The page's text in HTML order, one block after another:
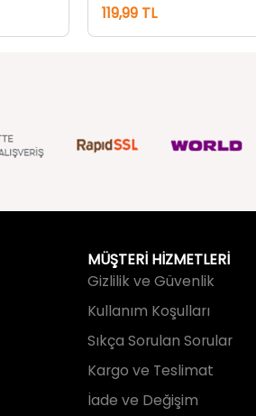
MÜŞTERİ HİZMETLERİ
Kullanım Koşulları